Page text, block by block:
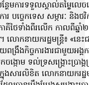
ការទទួលស្គាល់តម្លៃលេចធ្
ច្ចេកទេស សម្ភារៈ និងថវិ
គីថៃទាំងពីរលើក កាលពីឆ្ន
ោកនាយករដ្ឋមន្ត្រី៖ «នេ
ង្រឹងកិច្ចការងារជាមួយអង្
ោម ទល់ទ្រសង្គ្រោះប្រាង្គ
ក្នុងសារលិខិត លោកនាយករ